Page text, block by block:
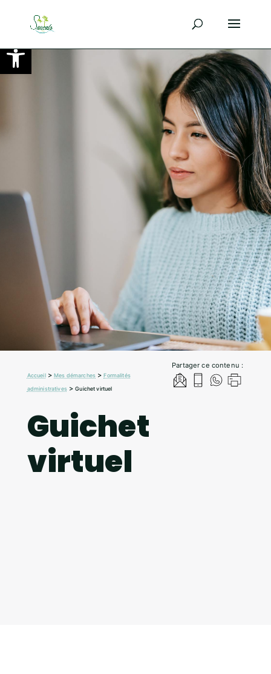
Ouvrir la barre d’outils
Partager ce contenu :
Accueil>Mes démarches >Formalités
administratives>Guichet virtuel
Guichet
virtuel